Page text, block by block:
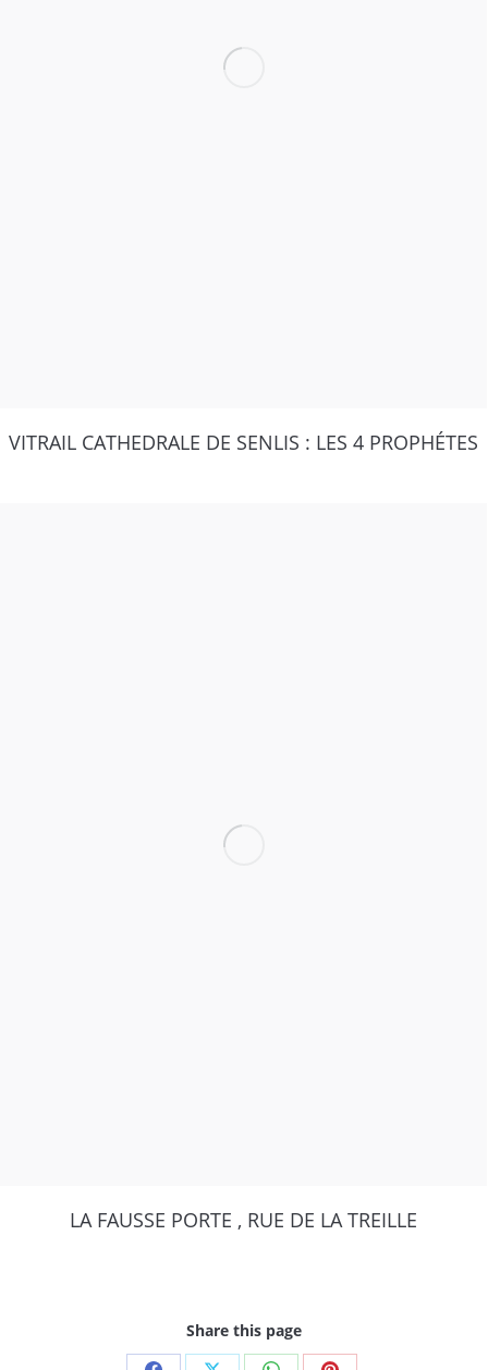
VITRAIL CATHEDRALE DE SENLIS : LES 4 PROPHÉTES
LA FAUSSE PORTE , RUE DE LA TREILLE
Share this page